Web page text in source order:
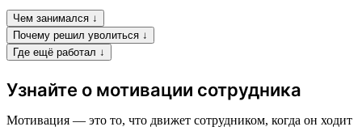
Чем занимался ↓
Почему решил уволиться ↓
Где ещё работал ↓
Узнайте о мотивации сотрудника
Мотивация — это то, что движет сотрудником, когда он ходит